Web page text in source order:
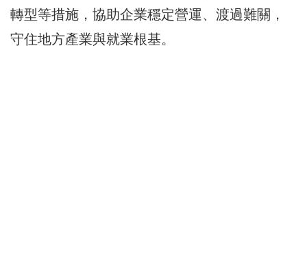
轉型等措施，協助企業穩定營運、渡過難關，
守住地方產業與就業根基。